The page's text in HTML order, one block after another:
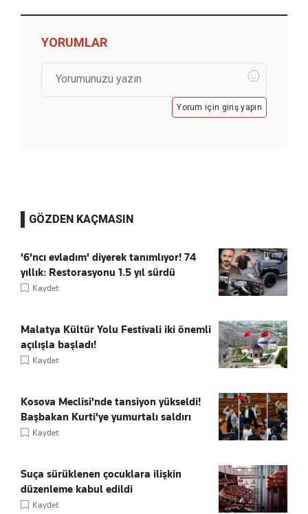
YORUMLAR
Yorum için giriş yapın
GÖZDEN KAÇMASIN
'6'ncı evladım' diyerek tanımlıyor! 74
yıllık: Restorasyonu 1.5 yıl sürdü
Kaydet
Malatya Kültür Yolu Festivali iki önemli
açılışla başladı!
Kaydet
Kosova Meclisi'nde tansiyon yükseldi!
Başbakan Kurti'ye yumurtalı saldırı
Kaydet
Suça sürüklenen çocuklara ilişkin
düzenleme kabul edildi
Kaydet